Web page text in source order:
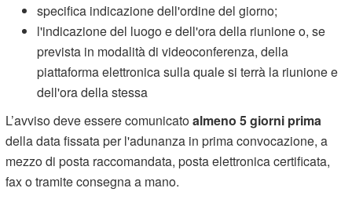
specifica indicazione dell'ordine del giorno;
l'indicazione del luogo e dell'ora della riunione o, se
prevista in modalità di videoconferenza, della
piattaforma elettronica sulla quale si terrà la riunione e
dell'ora della stessa
L’avviso deve essere comunicatoalmeno 5 giorni prima
della data fissata per l'adunanza in prima convocazione, a
mezzo di posta raccomandata, posta elettronica certificata,
fax o tramite consegna a mano.